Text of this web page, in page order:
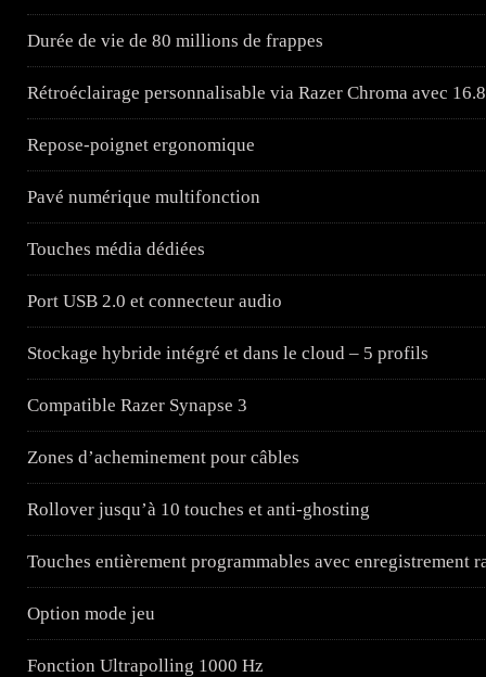
Durée de vie de 80 millions de frappes
Rétroéclairage personnalisable via Razer Chroma avec
Repose-poignet ergonomique
Pavé numérique multifonction
Touches média dédiées
Port USB 2.0 et connecteur audio
Stockage hybride intégré et dans le cloud – 5 profils
Compatible Razer Synapse 3
Zones d’acheminement pour câbles
Rollover jusqu’à 10 touches et anti-ghosting
Touches entièrement programmables avec enregistrement
Option mode jeu
Fonction Ultrapolling 1000 Hz